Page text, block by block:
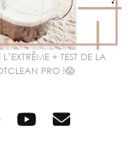
+ TEST DE LA
PRO !😱